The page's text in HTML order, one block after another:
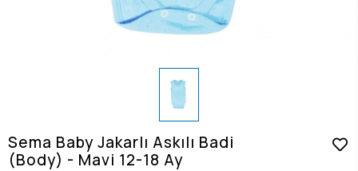
Sema Baby Jakarlı Askılı Badi
(Body) - Mavi 12-18 Ay